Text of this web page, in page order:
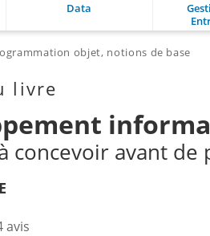
Data
objet, notions de base
livre
concevoir avant
avis